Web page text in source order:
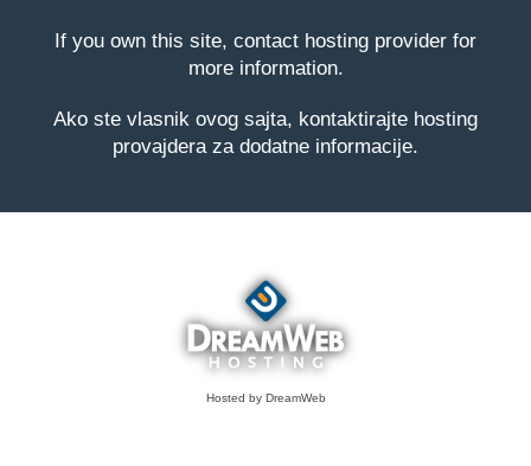
If you own this site, contact hosting provider for
more information.
Ako ste vlasnik ovog sajta, kontaktirajte hosting
provajdera za dodatne informacije.
Hosted by DreamWeb